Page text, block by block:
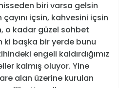
biri varsa gelsin
içsin, kahvesini içsin
o kadar güzel sohbet
ki başka bir yerde bunu
engeli kaldırdığımız
kalmış oluyor. Yine
alan üzerine kurulan